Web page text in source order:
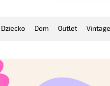
Dziecko Dom Outlet Vintage